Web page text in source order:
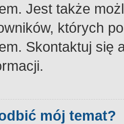
Jest także
których
Skontaktuj się
mój temat?